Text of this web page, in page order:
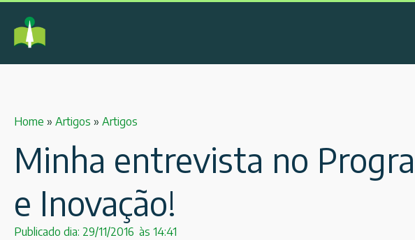
Home » Artigos » Artigos
Minha entrevista no
e Inovação!
Publicado dia: 29/11/2016 às 14:41